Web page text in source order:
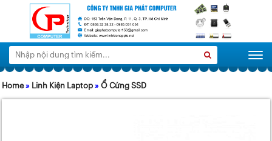
Tìm
kiếm:
Home» Linh Kiện Laptop » Ổ Cứng SSD